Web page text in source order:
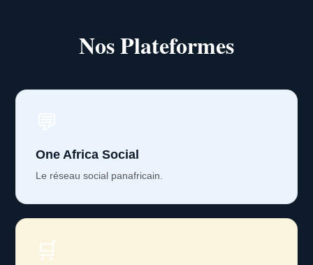
Nos Plateformes
One Africa Social
Le réseau social panafricain.
🛒